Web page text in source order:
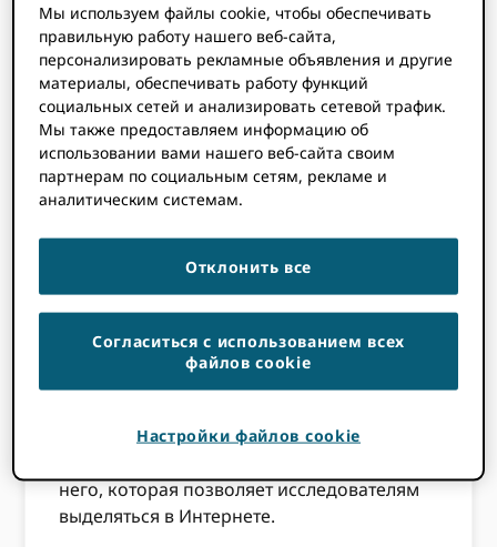
Получите доступ к новейшей графике
«добродетельного круга» (и многому
другому!) в нашем Библиотека
брендов.
ORCID - простая концепция, которую на
удивление трудно объяснить. Я знаю. Я
работаю над этим уже семь лет. Имея
более 6 миллионов пользователей и 1000
на наше сообщество, чтобы помочь
объяснить, что мы из себя представляем и
как ORCID работает, и почему это важно.
Нам тоже нужно упростить вам задачу!
Мы - открытая инфраструктура, созданная
него, которая позволяет исследователям
выделяться в Интернете.
Мы используем файлы cookie, чтобы обеспечивать
правильную работу нашего веб-сайта,
персонализировать рекламные объявления и другие
материалы, обеспечивать работу функций
социальных сетей и анализировать сетевой трафик.
Мы также предоставляем информацию об
использовании вами нашего веб-сайта своим
партнерам по социальным сетям, рекламе и
аналитическим системам.
Отклонить все
Согласиться с использованием всех
файлов cookie
Настройки файлов cookie